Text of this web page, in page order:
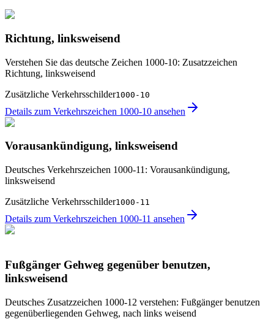
Richtung, linksweisend
Verstehen Sie das deutsche Zeichen 1000-10: Zusatzzeichen
Richtung, linksweisend
Zusätzliche Verkehrsschilder1000-10
Details zum Verkehrszeichen 1000-10 ansehen
Vorausankündigung, linksweisend
Deutsches Verkehrszeichen 1000-11: Vorausankündigung,
linksweisend
Zusätzliche Verkehrsschilder1000-11
Details zum Verkehrszeichen 1000-11 ansehen
Fußgänger Gehweg gegenüber benutzen,
linksweisend
Deutsches Zusatzzeichen 1000-12 verstehen: Fußgänger benutzen
gegenüberliegenden Gehweg, nach links weisend